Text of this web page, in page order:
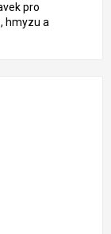
pro
hmyzu a